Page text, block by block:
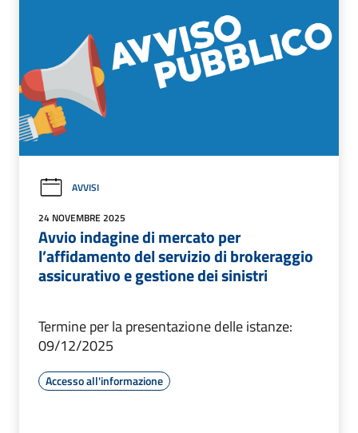
AVVISI
24 NOVEMBRE 2025
Avvio indagine di mercato per
l’affidamento del servizio di brokeraggio
assicurativo e gestione dei sinistri
Termine per la presentazione delle istanze:
09/12/2025
Accesso all'informazione